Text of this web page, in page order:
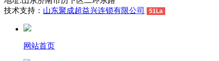
技术支持： 山东聚成超益兴连锁有限公司 51La
网站首页